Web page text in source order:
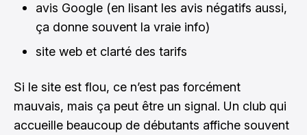
avis Google (en lisant les avis négatifs aussi,
ça donne souvent la vraie info)
site web et clarté des tarifs
Si le site est flou, ce n’est pas forcément
mauvais, mais ça peut être un signal. Un club qui
accueille beaucoup de débutants affiche souvent